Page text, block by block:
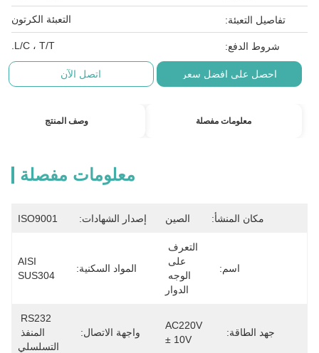
تفاصيل التعبئة: التعبئة الكرتون
شروط الدفع: L/C ، T/T.
احصل على افضل سعر اتصل الآن
معلومات مفصلة وصف المنتج
معلومات مفصلة
مكان المنشأ: الصين إصدار الشهادات: ISO9001
اسم:
الدوار
المواد السكنية:
AISI
SUS304
جهد الطاقة:
AC220V
± 10V
واجهة الاتصال:
التسلسلي